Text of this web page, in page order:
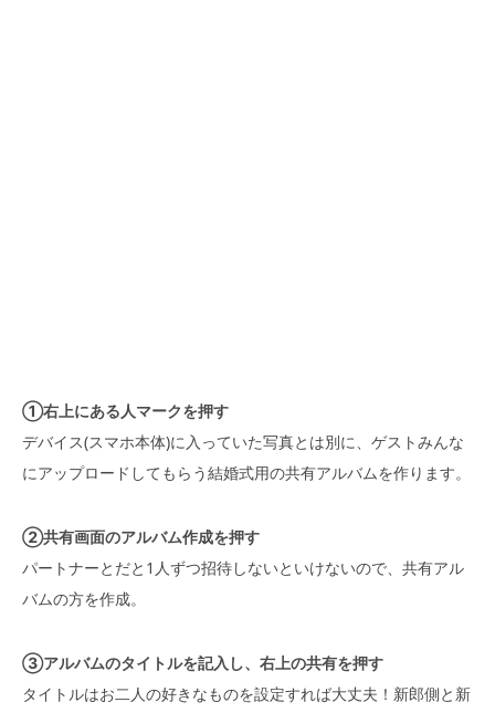
①右上にある人マークを押す
デバイス(スマホ本体)に入っていた写真とは別に、ゲストみんな
にアップロードしてもらう結婚式用の共有アルバムを作ります。
②共有画面のアルバム作成を押す
パートナーとだと1人ずつ招待しないといけないので、共有アル
バムの方を作成。
③アルバムのタイトルを記入し、右上の共有を押す
タイトルはお二人の好きなものを設定すれば大丈夫！新郎側と新